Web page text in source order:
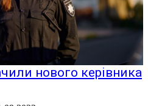
нового керівника